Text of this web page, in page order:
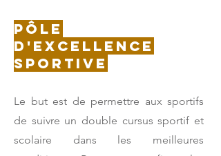
Pôle
d'excellence
sportive
Le but est de permettre aux sportifs
de suivre un double cursus sportif et
scolaire dans les meilleures